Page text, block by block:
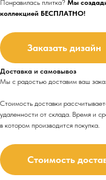
Понравилась плитка? Мы
коллекцией БЕСПЛАТНО!
Заказать дизайн
Доставка и самовывоз
Мы с радостью доставим ваш
Стоимость доставки
удаленности от склада. Время и
в котором производится покупка.
Стоимость